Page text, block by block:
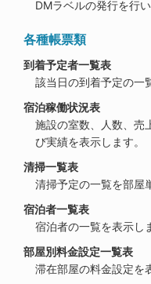
DMラベルの発行を行い
各種帳票類
到着予定者一覧表
該当日の到着予定の一
宿泊稼働状況表
施設の室数、人数、売
び実績を表示します。
清掃一覧表
清掃予定の一覧を部屋
宿泊者一覧表
宿泊者の一覧を表示し
部屋別料金設定一覧表
滞在部屋の料金設定を